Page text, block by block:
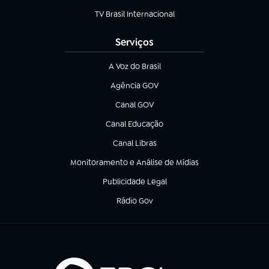
TV Brasil Internacional
(abre em nova aba)
Serviços
A Voz do Brasil
(abre em nova aba)
Agência GOV
(abre em nova aba)
Canal GOV
(abre em nova aba)
Canal Educação
(abre em nova aba)
Canal Libras
(abre em nova aba)
Monitoramento e Análise de Mídias
(abre em nova aba)
Publicidade Legal
(abre em nova aba)
Rádio Gov
(abre em nova aba)